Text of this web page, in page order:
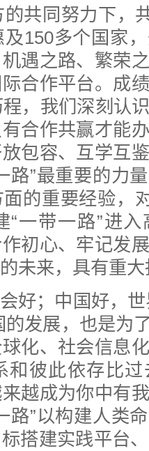
同努力下，共
150多个国家
遇之路、繁荣
合作平台。成
，我们深刻认
合作共赢才能
包容、互学互
路”最重要的力
的重要经验，
“一带一路”进
初心、牢记发
未来，具有重
；中国好，世
的发展，也是为
化、社会信息
和彼此依存比
越成为你中有
路”以构建人类
搭建实践平台